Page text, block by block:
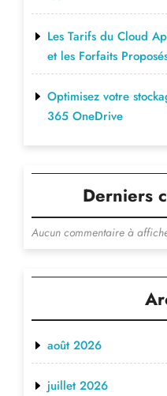
Les Tarifs du Cloud
et les Forfaits
Optimisez votre
365 OneDrive
Derniers
Aucun commentaire à
août 2026
juillet 2026